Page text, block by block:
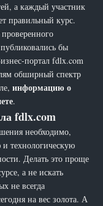
а каждый участник
правильный курс.
бы
портал fdlx.com
обширный спектр
информацию о
.
fdlx.com
необходимо,
технологическую
Делать это проще
а не искать
не всегда
на вес золота. А